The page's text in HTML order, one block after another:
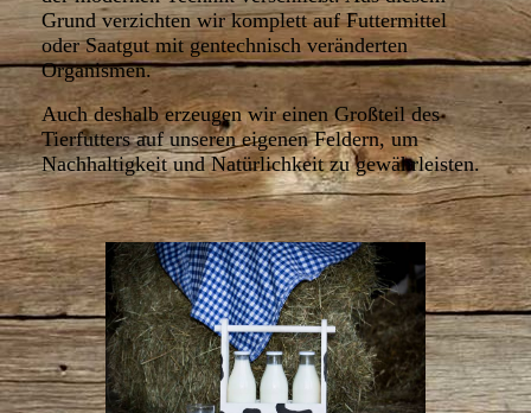
Grund verzichten wir komplett auf Futtermittel
oder Saatgut mit gentechnisch veränderten
Organismen.
Auch deshalb erzeugen wir einen Großteil des
Tierfutters auf unseren eigenen Feldern, um
Nachhaltigkeit und Natürlichkeit zu gewährleisten.